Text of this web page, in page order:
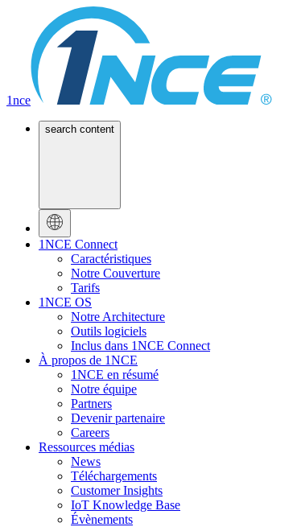
1nce
search content
1NCE Connect
Caractéristiques
Notre Couverture
Tarifs
1NCE OS
Notre Architecture
Outils logiciels
Inclus dans 1NCE Connect
À propos de 1NCE
1NCE en résumé
Notre équipe
Partners
Devenir partenaire
Careers
Ressources médias
News
Téléchargements
Customer Insights
IoT Knowledge Base
Évènements